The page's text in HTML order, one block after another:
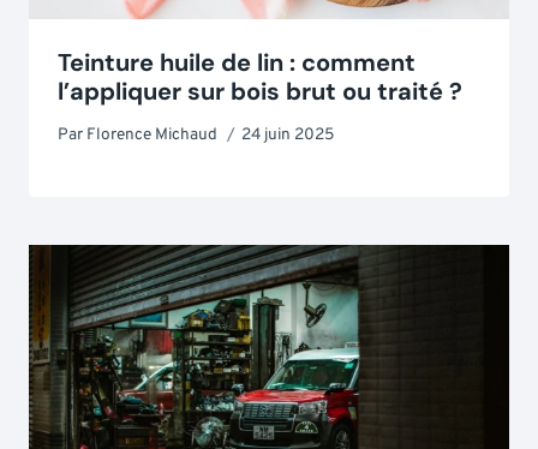
Teinture huile de lin : comment
l’appliquer sur bois brut ou traité ?
Par Florence Michaud 24 juin 2025